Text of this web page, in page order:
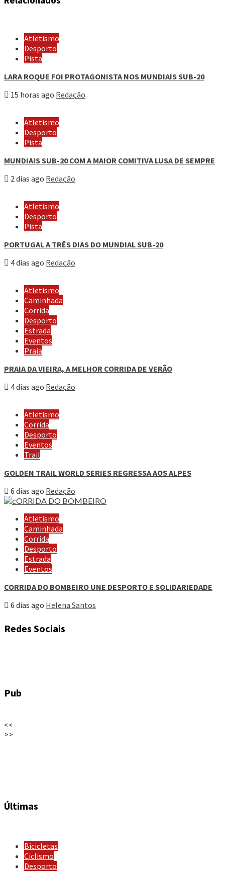
Atletismo
Desporto
Pista
LARA ROQUE FOI PROTAGONISTA NOS MUNDIAIS SUB-20
15 horas ago Redação
Atletismo
Desporto
Pista
MUNDIAIS SUB-20 COM A MAIOR COMITIVA LUSA DE SEMPRE
2 dias ago Redação
Atletismo
Desporto
Pista
PORTUGAL A TRÊS DIAS DO MUNDIAL SUB-20
4 dias ago Redação
Atletismo
Caminhada
Corrida
Desporto
Estrada
Eventos
Praia
PRAIA DA VIEIRA, A MELHOR CORRIDA DE VERÃO
4 dias ago Redação
Atletismo
Corrida
Desporto
Eventos
Trail
GOLDEN TRAIL WORLD SERIES REGRESSA AOS ALPES
6 dias ago Redação
Atletismo
Caminhada
Corrida
Desporto
Estrada
Eventos
CORRIDA DO BOMBEIRO UNE DESPORTO E SOLIDARIEDADE
6 dias ago Helena Santos
Redes Sociais
Pub
<<
>>
Últimas
Bicicletas
Ciclismo
Desporto